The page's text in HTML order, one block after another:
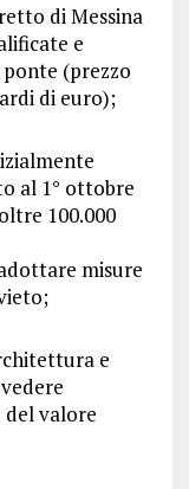
di Messina
e
(prezzo
di euro);
al 1° ottobre
100.000
misure
e
del valore